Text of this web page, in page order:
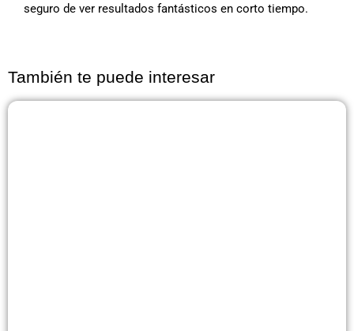
seguro de ver resultados fantásticos en corto tiempo.
También te puede interesar